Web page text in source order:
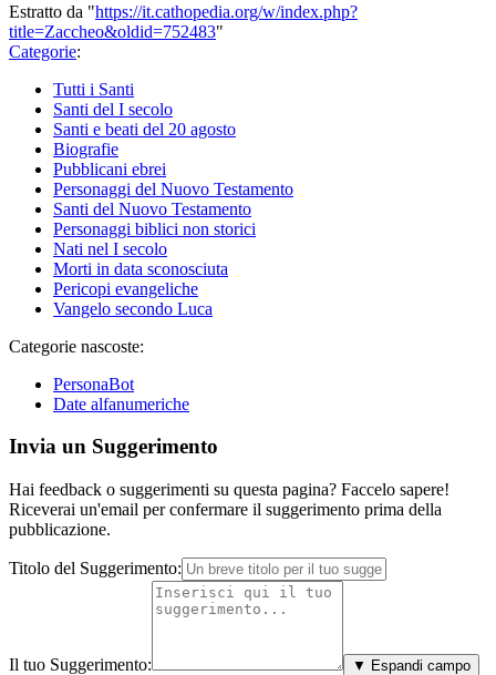
Estratto da "https://it.cathopedia.org/w/index.php?
title=Zaccheo&oldid=752483"
Categorie:
Tutti i Santi
Santi del I secolo
Santi e beati del 20 agosto
Biografie
Pubblicani ebrei
Personaggi del Nuovo Testamento
Santi del Nuovo Testamento
Personaggi biblici non storici
Nati nel I secolo
Morti in data sconosciuta
Pericopi evangeliche
Vangelo secondo Luca
Categorie nascoste:
PersonaBot
Date alfanumeriche
Invia un Suggerimento
Hai feedback o suggerimenti su questa pagina? Faccelo sapere!
Riceverai un'email per confermare il suggerimento prima della
pubblicazione.
Titolo del Suggerimento:
Il tuo Suggerimento: ▼ Espandi campo